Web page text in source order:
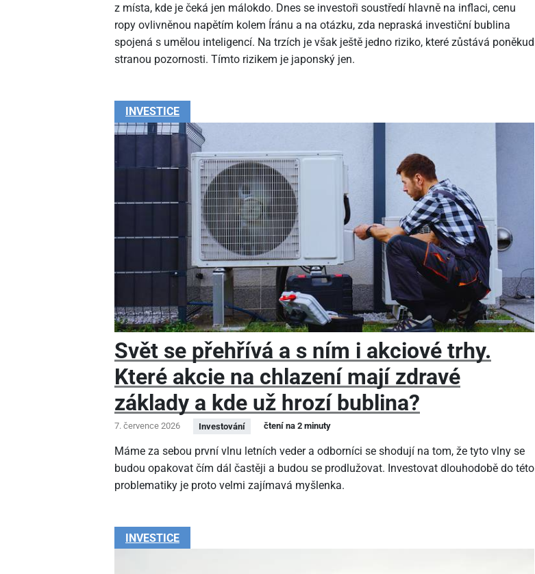
z místa, kde je čeká jen málokdo. Dnes se investoři soustředí hlavně na inflaci, cenu
ropy ovlivněnou napětím kolem Íránu a na otázku, zda nepraská investiční bublina
spojená s umělou inteligencí. Na trzích je však ještě jedno riziko, které zůstává poněkud
stranou pozornosti. Tímto rizikem je japonský jen.
INVESTICE
Svět se přehřívá a s ním i akciové trhy.
Které akcie na chlazení mají zdravé
základy a kde už hrozí bublina?
7. července 2026 Investování čtení na 2 minuty
Máme za sebou první vlnu letních veder a odborníci se shodují na tom, že tyto vlny se
budou opakovat čím dál častěji a budou se prodlužovat. Investovat dlouhodobě do této
problematiky je proto velmi zajímavá myšlenka.
INVESTICE